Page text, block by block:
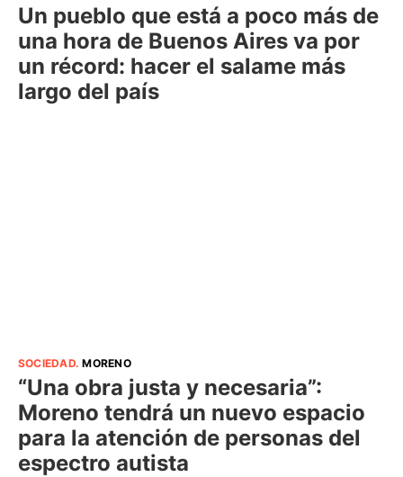
Un pueblo que está a poco más de
una hora de Buenos Aires va por
un récord: hacer el salame más
largo del país
SOCIEDAD.MORENO
“Una obra justa y necesaria”:
Moreno tendrá un nuevo espacio
para la atención de personas del
espectro autista